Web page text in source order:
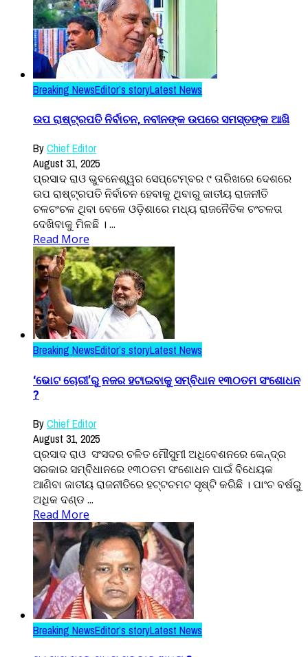
Breaking NewsEditor’s storyLatest News
ଉପ ରାଷ୍ଟ୍ରପତି ନିର୍ବାଚନ, ନବୀନଙ୍କ ଉପରେ ସମସ୍ତଙ୍କ ଆଖି
ByChief Editor
August 31, 2025
ପ୍ରସାଦ ରାଓ ଭୁବନେଶ୍ୱର ସେପ୍ଟେମ୍ବର ୯ ତାରିଖରେ ଦେଶରେ
ଉପ ରାଷ୍ଟ୍ରପତି ନିର୍ବାଚନ ହେବାକୁ ଥିବାରୁ ଜାତୀୟ ରାଜନୀତି
ଚଳଚଂଚଳ ଥିବା ବେଳେ ଓଡ଼ିଶାରେ ମଧ୍ୟ ରାଜନୈତିକ ଚଂଚଳତା
ଦେଖିବାକୁ ମିଳଛି । ...
Read More
Breaking NewsEditor’s storyLatest News
‘ଭୋଟ ଚୋରୀ’ରୁ ନଜର ହଟାଇବାକୁ ସମ୍ବିଧାନ ୧୩୦ତମ ସଂଶୋଧନ
?
ByChief Editor
August 31, 2025
ପ୍ରସାଦ ରାଓ ସଂସଦର ଚଳିତ ମୌସୁମୀ ଅଧିବେଶନରେ କେନ୍ଦ୍ର
ସରକାର ସମ୍ବିଧାନରେ ୧୩୦ତମ ସଂଶୋଧନ ପାଇଁ ବିଧେୟକ
ଆଣିବା ଜାତୀୟ ରାଜନୀତିରେ ହଟ୍ଟଚମଟ ସୃଷ୍ଟି କରିଛି । ପାଂଚ ବର୍ଷରୁ
ଅଧିକ ଦଣ୍ଡ ...
Read More
Breaking NewsEditor’s storyLatest News